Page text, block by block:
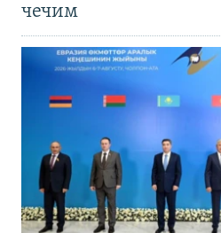
чечим